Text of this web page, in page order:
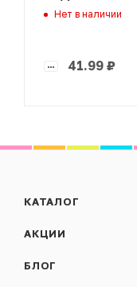
Нет в наличии
41.99 ₽
КАТАЛОГ
АКЦИИ
БЛОГ